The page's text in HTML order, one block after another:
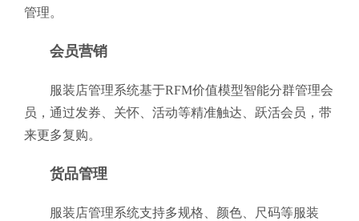
管理。
会员营销
服装店管理系统基于RFM价值模型智能分群管理会
员，通过发券、关怀、活动等精准触达、跃活会员，带
来更多复购。
货品管理
服装店管理系统支持多规格、颜色、尺码等服装